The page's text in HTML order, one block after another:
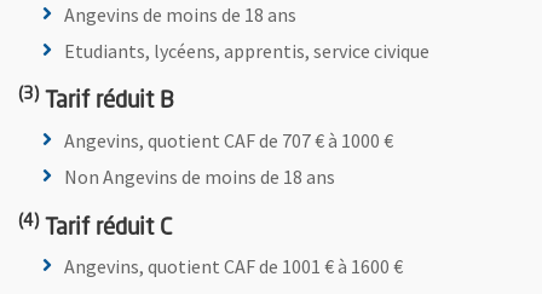
Angevins de moins de 18 ans
Etudiants, lycéens, apprentis, service civique
(3)Tarif réduit B
Angevins, quotient CAF de 707 € à 1000 €
Non Angevins de moins de 18 ans
(4)Tarif réduit C
Angevins, quotient CAF de 1001 € à 1600 €